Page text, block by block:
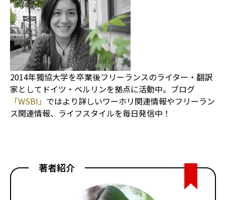
2014年獨協大学を卒業後フリーランスのライター・翻訳
家としてドイツ・ベルリンを拠点に活動中。ブログ
「WSBI」 ではより詳しいワーホリ関連情報やフリーラン
ス関連情報、ライフスタイルを毎日発信中！
著者紹介